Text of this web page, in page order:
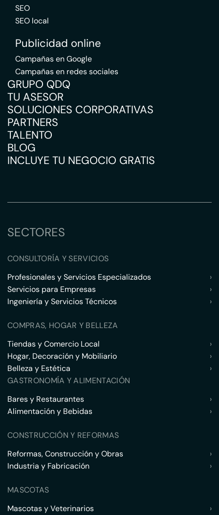
SEO
SEO local
Publicidad online
Campañas en Google
Campañas en redes sociales
GRUPO QDQ
TU ASESOR
SOLUCIONES CORPORATIVAS
PARTNERS
TALENTO
BLOG
INCLUYE TU NEGOCIO GRATIS
SECTORES
CONSULTORÍA Y SERVICIOS
Profesionales y Servicios Especializados
›
Servicios para Empresas
›
Ingeniería y Servicios Técnicos
›
COMPRAS, HOGAR Y BELLEZA
Tiendas y Comercio Local
›
Hogar, Decoración y Mobiliario
›
Belleza y Estética
›
GASTRONOMÍA Y ALIMENTACIÓN
Bares y Restaurantes
›
Alimentación y Bebidas
›
CONSTRUCCIÓN Y REFORMAS
Reformas, Construcción y Obras
›
Industria y Fabricación
›
MASCOTAS
Mascotas y Veterinarios
›